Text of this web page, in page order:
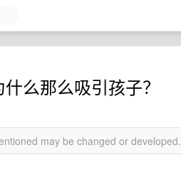
么那么吸引孩子？
may be changed or developed.